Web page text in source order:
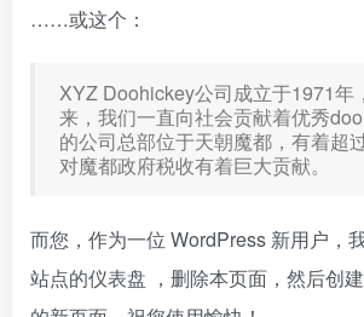
……或这个：
XYZ Doohickey公司成立于1971年
来，我们一直向社会贡献着优秀
的公司总部位于天朝魔都，有着超
对魔都政府税收有着巨大贡献。
而您，作为一位 WordPress 新用户，
站点的仪表盘 ，删除本页面，然后创